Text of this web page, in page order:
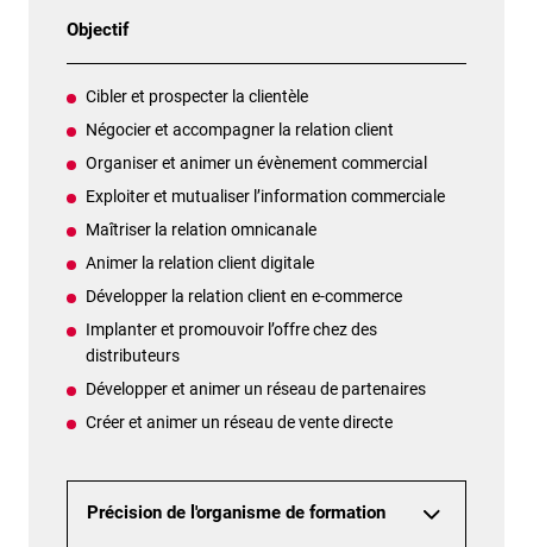
Objectif
Cibler et prospecter la clientèle
Négocier et accompagner la relation client
Organiser et animer un évènement commercial
Exploiter et mutualiser l’information commerciale
Maîtriser la relation omnicanale
Animer la relation client digitale
Développer la relation client en e-commerce
Implanter et promouvoir l’offre chez des
distributeurs
Développer et animer un réseau de partenaires
Créer et animer un réseau de vente directe
Précision de l'organisme de formation